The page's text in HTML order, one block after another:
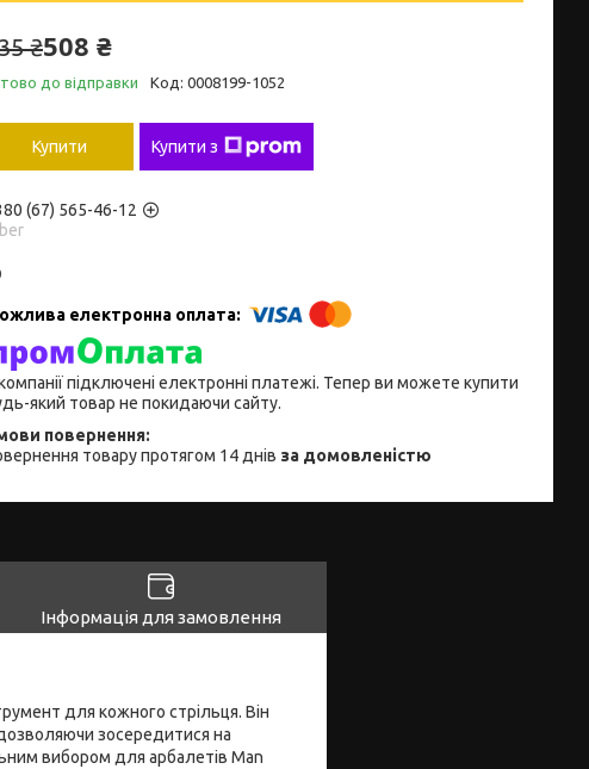
₴508 ₴
до відправки Код: 0008199-1052
Купити Купити з
(67) 565-46-12
підключені електронні платежі. Тепер ви можете купити
який товар не покидаючи сайту.
товару протягом 14 днів за домовленістю
Інформація для замовлення
для кожного стрільця. Він
зосередитися на
вибором для арбалетів Man